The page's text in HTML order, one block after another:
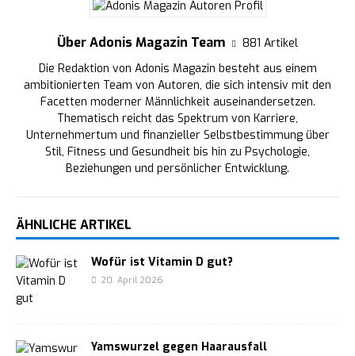
Über Adonis Magazin Team
881 Artikel
Die Redaktion von Adonis Magazin besteht aus einem
ambitionierten Team von Autoren, die sich intensiv mit den
Facetten moderner Männlichkeit auseinandersetzen.
Thematisch reicht das Spektrum von Karriere,
Unternehmertum und finanzieller Selbstbestimmung über
Stil, Fitness und Gesundheit bis hin zu Psychologie,
Beziehungen und persönlicher Entwicklung.
ÄHNLICHE ARTIKEL
Wofür ist Vitamin D gut?
20. April 2026
Yamswurzel gegen Haarausfall